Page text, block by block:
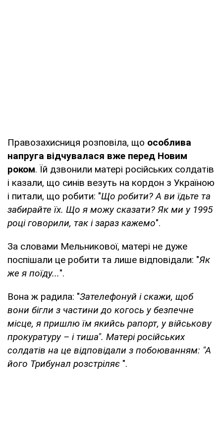
Правозахисниця розповіла, що особлива
напруга відчувалася вже перед Новим
роком. Їй дзвонили матері російських солдатів
і казали, що синів везуть на кордон з Україною
і питали, що робити: "Що робити? А ви їдьте та
забирайте їх. Що я можу сказати? Як ми у 1995
році говорили, так і зараз кажемо".
За словами Мельникової, матері не дуже
поспішали це робити та лише відповідали: "Як
же я поїду...".
Вона ж радила: "Зателефонуй і скажи, щоб
вони бігли з частини до когось у безпечне
місце, я пришлю їм якийсь рапорт, у військову
прокуратуру – і тиша". Матері російських
солдатів на це відповідали з побоюванням: "А
його Трибунал розстріляє ".